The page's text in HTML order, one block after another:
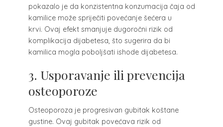
pokazalo je da konzistentna konzumacija čaja od
kamilice može spriječiti povećanje šećera u
krvi. Ovaj efekt smanjuje dugoročni rizik od
komplikacija dijabetesa, što sugerira da bi
kamilica mogla poboljšati ishode dijabetesa.
3. Usporavanje ili prevencija
osteoporoze
Osteoporoza je progresivan gubitak koštane
gustine. Ovaj gubitak povećava rizik od